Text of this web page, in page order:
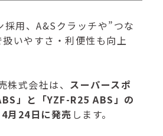
採用、A&Sクラッチや”つな
いやすさ・利便性も向上
株式会社は、 スーパースポ
」と「YZF-R25 ABS」の
月24日に発売 します。